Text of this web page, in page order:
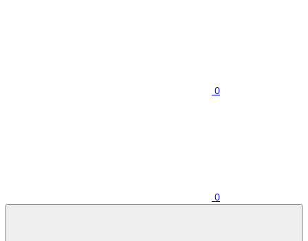
0
0